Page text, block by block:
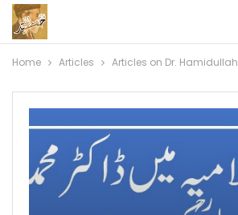
Home Articles Articles on Dr. Hamidullah